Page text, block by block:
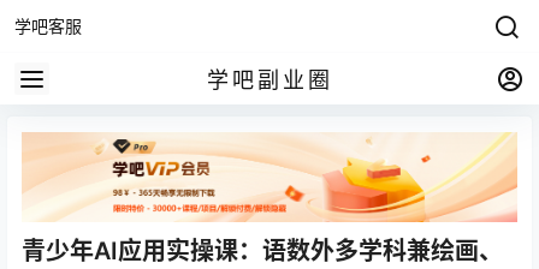
学吧客服
学吧副业圈
青少年AI应用实操课：语数外多学科兼绘画、